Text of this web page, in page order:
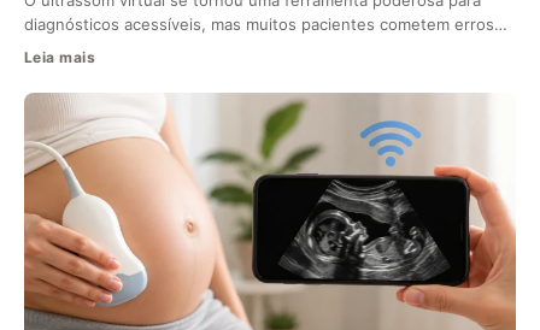
diagnósticos acessíveis, mas muitos pacientes cometem erros…
Leia mais